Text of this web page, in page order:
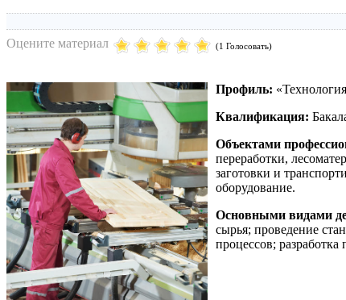
Оцените материал (1 Голосовать)
Профиль:
Квалификация:
Объектами
переработки,
заготовки и
оборудование.
Основными видами
сырья; проведение
процессов;